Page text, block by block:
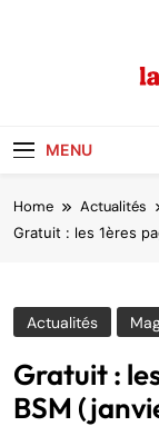
MENU
Home Actualités
Gratuit : les 1ères
Actualités
Gratuit :
BSM